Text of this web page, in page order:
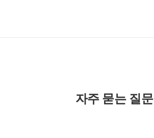
자주 묻는 질문